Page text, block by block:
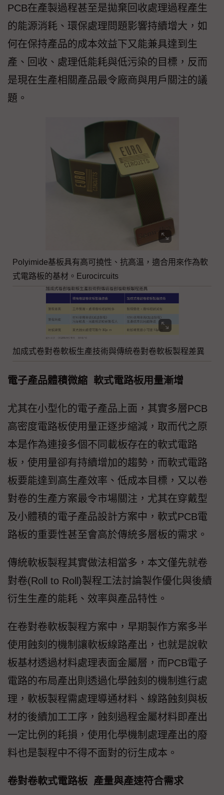
PCB在產製過程甚至是拋棄回收處理過程產生
的能源消耗、環保處理問題影響持續增大，如
何在保持產品的成本效益下又能兼具達到生
產、回收、處理低能耗與低污染的目標，反而
是現在生產相關產品最令廠商與用戶關注的議
題。
Polyimide基板具有高可撓性、抗高溫，適合用來作為軟
式電路板的基材。Eurocircuits
加成式卷對卷軟板生產技術與傳統卷對卷軟板製程差異
電子產品體積微縮 軟式電路板用量漸增
尤其在小型化的電子產品上面，其實多層PCB
高密度電路板使用量正逐步縮減，取而代之原
本是作為連接多個不同載板存在的軟式電路
板，使用量卻有持續增加的趨勢，而軟式電路
板要能達到高生產效率、低成本目標，又以卷
對卷的生產方案最令市場關注，尤其在穿戴型
及小體積的電子產品設計方案中，軟式PCB電
路板的重要性甚至會高於傳統多層板的需求。
傳統軟板製程其實做法相當多，本文僅先就卷
對卷(Roll to Roll)製程工法討論製作優化與後續
衍生生產的能耗、效率與產品特性。
在卷對卷軟板製程方案中，早期製作方案多半
使用蝕刻的機制讓軟板線路產出，也就是說軟
板基材透過材料處理表面金屬層，而PCB電子
電路的布局產出則透過化學蝕刻的機制進行處
理，軟板製程需處理導通材料、線路蝕刻與板
材的後續加工工序，蝕刻過程金屬材料即產出
一定比例的耗損，使用化學機制處理產出的廢
料也是製程中不得不面對的衍生成本。
卷對卷軟式電路板 產量與產速符合需求